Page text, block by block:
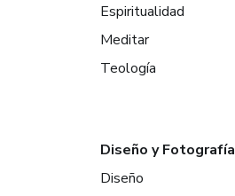
Espiritualidad
Meditar
Teología
Diseño y Fotografía
Diseño